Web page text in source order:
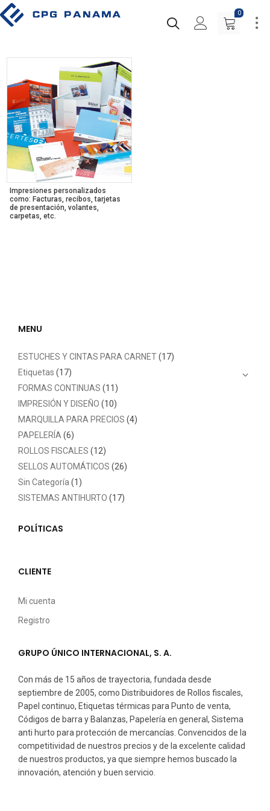
0
Impresiones personalizados
como: Facturas, recibos, tarjetas
de presentación, volantes,
carpetas, etc.
MENU
ESTUCHES Y CINTAS PARA CARNET(17)
Etiquetas (17)
FORMAS CONTINUAS (11)
IMPRESIÓN Y DISEÑO (10)
MARQUILLA PARA PRECIOS (4)
PAPELERÍA (6)
ROLLOS FISCALES (12)
SELLOS AUTOMÁTICOS (26)
Sin Categoría (1)
SISTEMAS ANTIHURTO (17)
POLÍTICAS
CLIENTE
Mi cuenta
Registro
GRUPO ÚNICO INTERNACIONAL, S. A.
Con más de 15 años de trayectoria, fundada desde
septiembre de 2005, como Distribuidores de Rollos fiscales,
Papel continuo, Etiquetas térmicas para Punto de venta,
Códigos de barra y Balanzas, Papelería en general, Sistema
anti hurto para protección de mercancías. Convencidos de la
competitividad de nuestros precios y de la excelente calidad
de nuestros productos, ya que siempre hemos buscado la
innovación, atención y buen servicio.